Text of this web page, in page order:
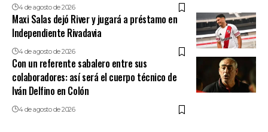
4 de agosto de 2026
Maxi Salas dejó River y jugará a préstamo en
Independiente Rivadavia
4 de agosto de 2026
Con un referente sabalero entre sus
colaboradores: así será el cuerpo técnico de
Iván Delfino en Colón
4 de agosto de 2026